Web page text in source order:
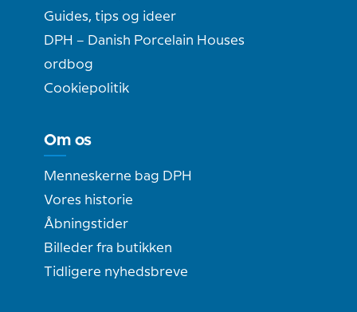
Guides, tips og ideer
DPH – Danish Porcelain Houses
ordbog
Cookiepolitik
Om os
Menneskerne bag DPH
Vores historie
Åbningstider
Billeder fra butikken
Tidligere nyhedsbreve